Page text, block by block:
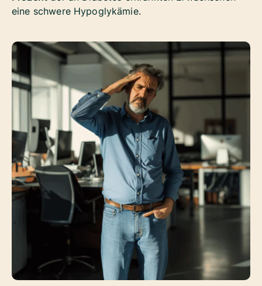
eine schwere Hypoglykämie.